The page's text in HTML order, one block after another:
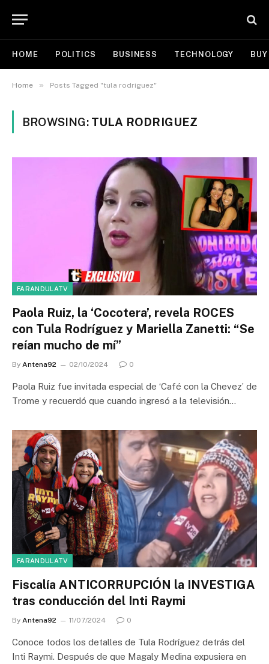
HOME POLITICS BUSINESS TECHNOLOGY
Home » Posts Tagged "tula rodriguez"
BROWSING: TULA RODRIGUEZ
FARANDULATV
Paola Ruiz, la ‘Cocotera’, revela ROCES
con Tula Rodríguez y Mariella Zanetti: “Se
reían mucho de mí”
By Antena92 02/10/2024 0
Paola Ruiz fue invitada especial de ‘Café con la Chevez’ de
Trome y recuerdó que cuando ingresó a la televisión…
FARANDULATV
Fiscalía ANTICORRUPCIÓN la INVESTIGA
tras conducción del Inti Raymi
By Antena92 11/07/2024 0
Conoce todos los detalles de Tula Rodríguez detrás del
Inti Raymi. Después de que Magaly Medina expusiera en